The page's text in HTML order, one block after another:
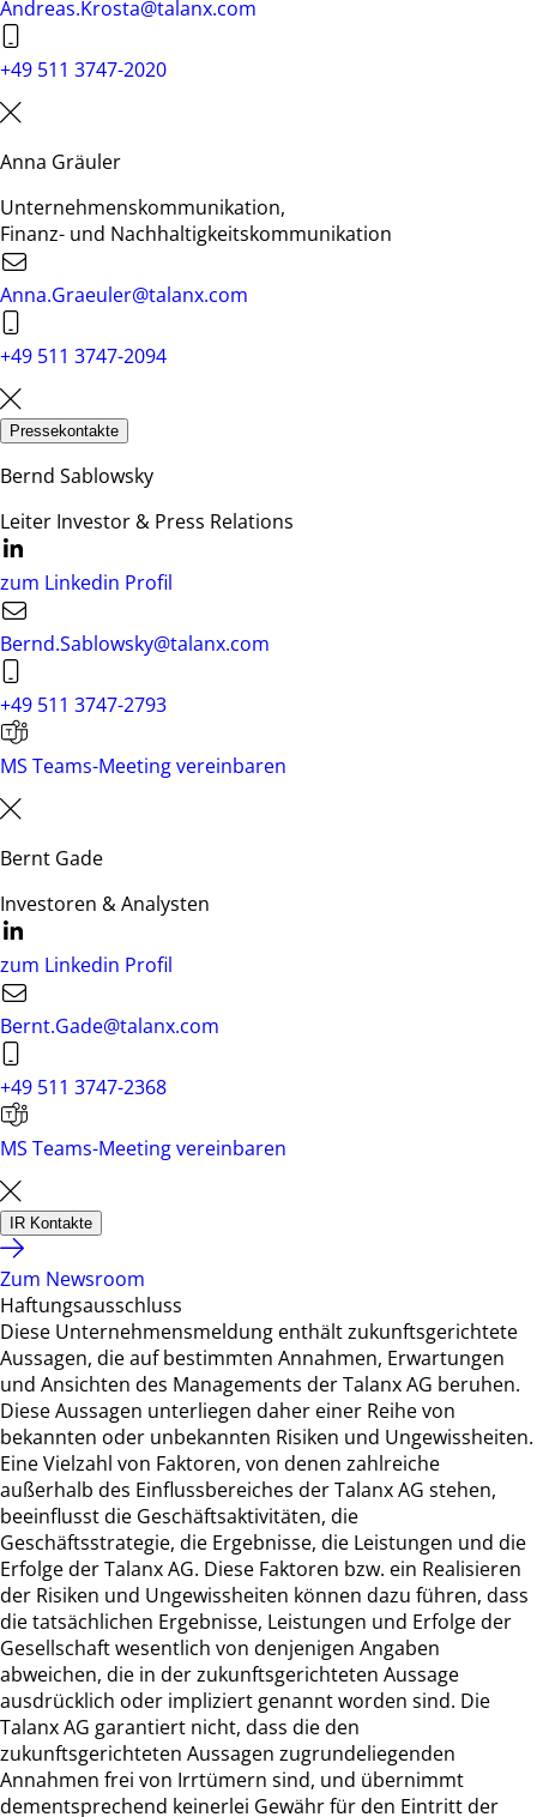
Andreas.Krosta@talanx.com
+49 511 3747-2020
Anna Gräuler
Unternehmenskommunikation,
Finanz- und Nachhaltigkeitskommunikation
Anna.Graeuler@talanx.com
+49 511 3747-2094
Pressekontakte
Bernd Sablowsky
Leiter Investor & Press Relations
zum Linkedin Profil
Bernd.Sablowsky@talanx.com
+49 511 3747-2793
MS Teams-Meeting vereinbaren
Bernt Gade
Investoren & Analysten
zum Linkedin Profil
Bernt.Gade@talanx.com
+49 511 3747-2368
MS Teams-Meeting vereinbaren
IR Kontakte
Zum Newsroom
Haftungsausschluss
Diese Unternehmensmeldung enthält zukunftsgerichtete
Aussagen, die auf bestimmten Annahmen, Erwartungen
und Ansichten des Managements der Talanx AG beruhen.
Diese Aussagen unterliegen daher einer Reihe von
bekannten oder unbekannten Risiken und Ungewissheiten.
Eine Vielzahl von Faktoren, von denen zahlreiche
außerhalb des Einflussbereiches der Talanx AG stehen,
beeinflusst die Geschäftsaktivitäten, die
Geschäftsstrategie, die Ergebnisse, die Leistungen und die
Erfolge der Talanx AG. Diese Faktoren bzw. ein Realisieren
der Risiken und Ungewissheiten können dazu führen, dass
die tatsächlichen Ergebnisse, Leistungen und Erfolge der
Gesellschaft wesentlich von denjenigen Angaben
abweichen, die in der zukunftsgerichteten Aussage
ausdrücklich oder impliziert genannt worden sind. Die
Talanx AG garantiert nicht, dass die den
zukunftsgerichteten Aussagen zugrundeliegenden
Annahmen frei von Irrtümern sind, und übernimmt
dementsprechend keinerlei Gewähr für den Eintritt der